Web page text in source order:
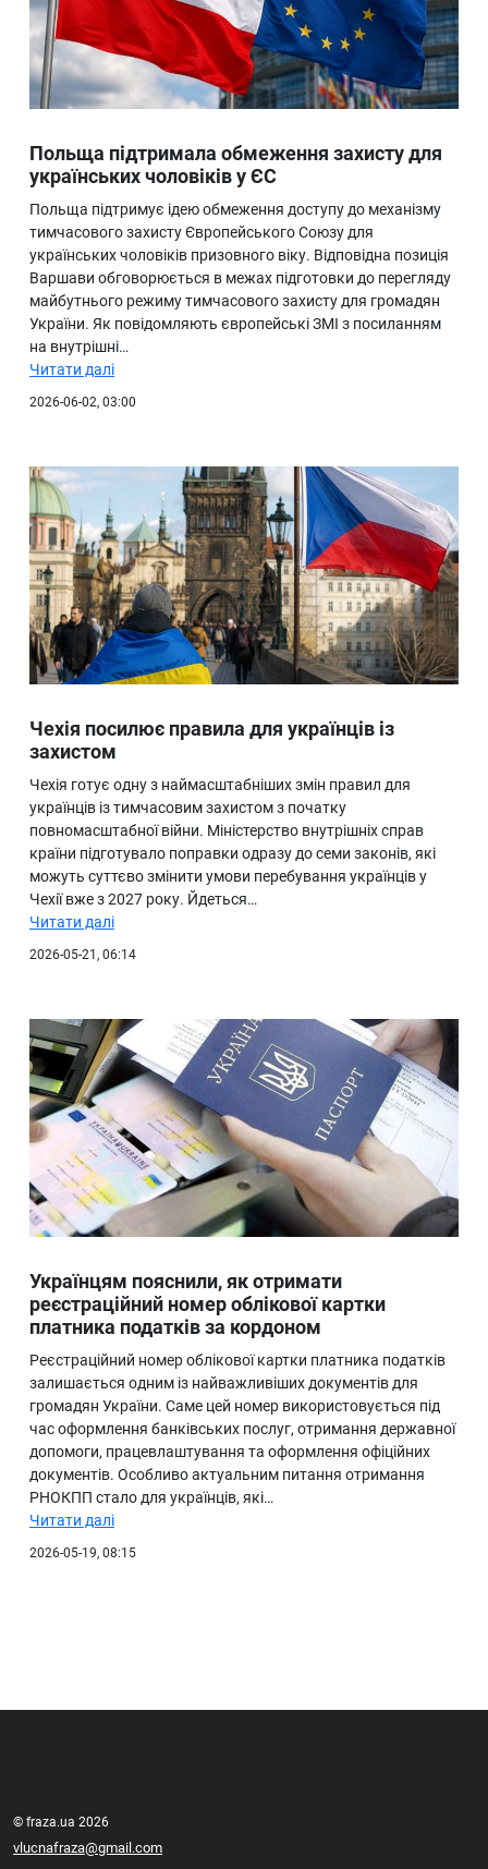
Польща підтримала обмеження захисту для
українських чоловіків у ЄС
Польща підтримує ідею обмеження доступу до механізму
тимчасового захисту Європейського Союзу для
українських чоловіків призовного віку. Відповідна позиція
Варшави обговорюється в межах підготовки до перегляду
майбутнього режиму тимчасового захисту для громадян
України. Як повідомляють європейські ЗМІ з посиланням
на внутрішні…
Читати далі
2026-06-02, 03:00
Чехія посилює правила для українців із
захистом
Чехія готує одну з наймасштабніших змін правил для
українців із тимчасовим захистом з початку
повномасштабної війни. Міністерство внутрішніх справ
країни підготувало поправки одразу до семи законів, які
можуть суттєво змінити умови перебування українців у
Чехії вже з 2027 року. Йдеться…
Читати далі
2026-05-21, 06:14
Українцям пояснили, як отримати
реєстраційний номер облікової картки
платника податків за кордоном
Реєстраційний номер облікової картки платника податків
залишається одним із найважливіших документів для
громадян України. Саме цей номер використовується під
час оформлення банківських послуг, отримання державної
допомоги, працевлаштування та оформлення офіційних
документів. Особливо актуальним питання отримання
РНОКПП стало для українців, які…
Читати далі
2026-05-19, 08:15
© fraza.ua 2026
vlucnafraza@gmail.com